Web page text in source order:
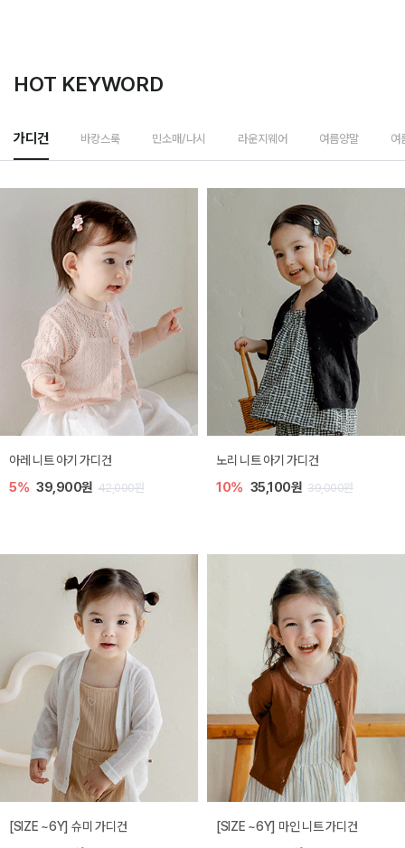
HOT KEYWORD
가디건 바캉스룩 민소매/나시 라운지웨어 여름양말 여
[SIZE ~6Y] 로메이 라운지 셋업
10% 23,400원 26,000원
밀라 아기 원피스
20% 27,200원 34,000원
밀라 아기 점프수트 밀라 아기 셋업